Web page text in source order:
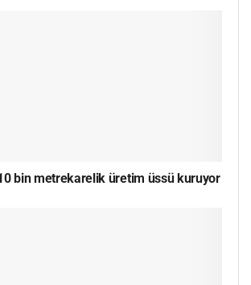
bin metrekarelik üretim üssü kuruyor